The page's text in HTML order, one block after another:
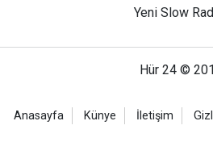
Yeni Slow
Hür 24 ©
Anasayfa Künye İletişim